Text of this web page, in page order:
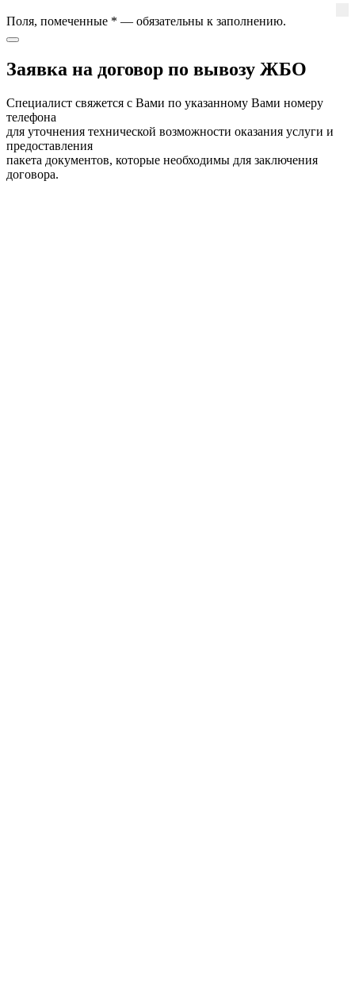
Поля, помеченные * — обязательны к заполнению.
Заявка на договор по вывозу ЖБО
Специалист свяжется с Вами по указанному Вами номеру
телефона
для уточнения технической возможности оказания услуги и
предоставления
пакета документов, которые необходимы для заключения
договора.